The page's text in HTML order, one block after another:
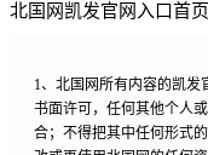
北国网凯发官网入口首
1、北国网所有内容的凯
书面许可，任何其他个人
合；不得把其中任何形式